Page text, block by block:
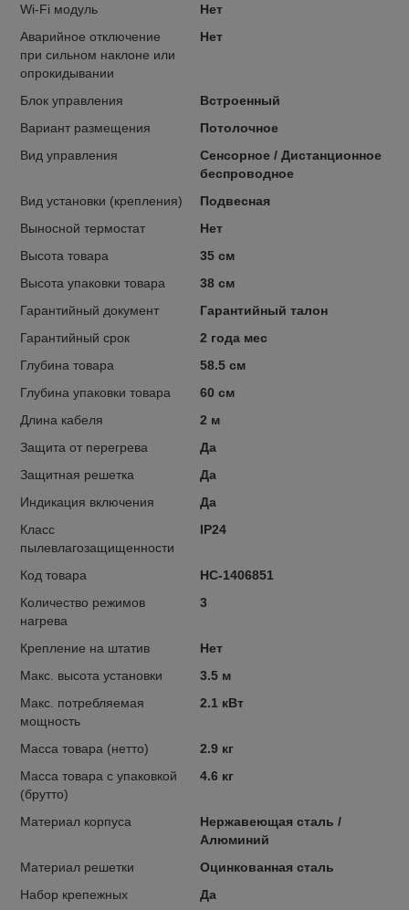
Wi-Fi модуль
Нет
Аварийное отключение
при сильном наклоне или
опрокидывании
Нет
Блок управления
Встроенный
Вариант размещения
Потолочное
Вид управления
Сенсорное / Дистанционное
беспроводное
Вид установки (крепления)
Подвесная
Выносной термостат
Нет
Высота товара
35 см
Высота упаковки товара
38 см
Гарантийный документ
Гарантийный талон
Гарантийный срок
2 года мес
Глубина товара
58.5 см
Глубина упаковки товара
60 см
Длина кабеля
2 м
Защита от перегрева
Да
Защитная решетка
Да
Индикация включения
Да
Класс
пылевлагозащищенности
IP24
Код товара
НС-1406851
Количество режимов
нагрева
3
Крепление на штатив
Нет
Макс. высота установки
3.5 м
Макс. потребляемая
мощность
2.1 кВт
Масса товара (нетто)
2.9 кг
Масса товара с упаковкой
(брутто)
4.6 кг
Материал корпуса
Нержавеющая сталь /
Алюминий
Материал решетки
Оцинкованная сталь
Набор крепежных
Да